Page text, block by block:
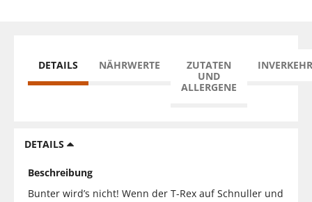
DETAILS NÄHRWERTE
ZUTATEN
UND
ALLERGENE
DETAILS
Beschreibung
Bunter wird’s nicht! Wenn der T-Rex auf Schnuller und